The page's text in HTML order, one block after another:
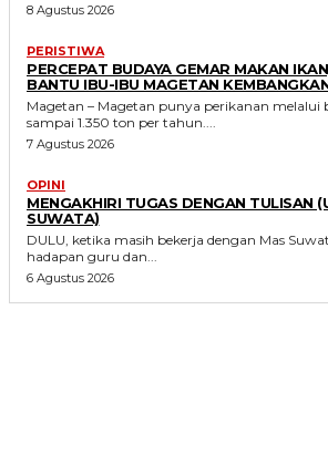
8 Agustus 2026
PERISTIWA
PERCEPAT BUDAYA GEMAR MAKAN
BANTU IBU-IBU MAGETAN
Magetan – Magetan punya perikanan melalui
sampai 1.350 ton per tahun....
7 Agustus 2026
OPINI
MENGAKHIRI TUGAS DENGAN TULISAN
SUWATA)
DULU, ketika masih bekerja dengan Mas
hadapan guru dan...
6 Agustus 2026